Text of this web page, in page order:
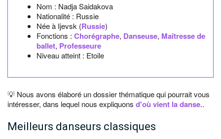
Nom : Nadja Saidakova
Nationalité : Russie
Née à Ijevsk (Russie)
Fonctions : Chorégraphe, Danseuse, Maîtresse de
ballet, Professeure
Niveau atteint : Etoile
💡 Nous avons élaboré un dossier thématique qui pourrait vous
intéresser, dans lequel nous expliquons d'où vient la danse..
Meilleurs danseurs classiques